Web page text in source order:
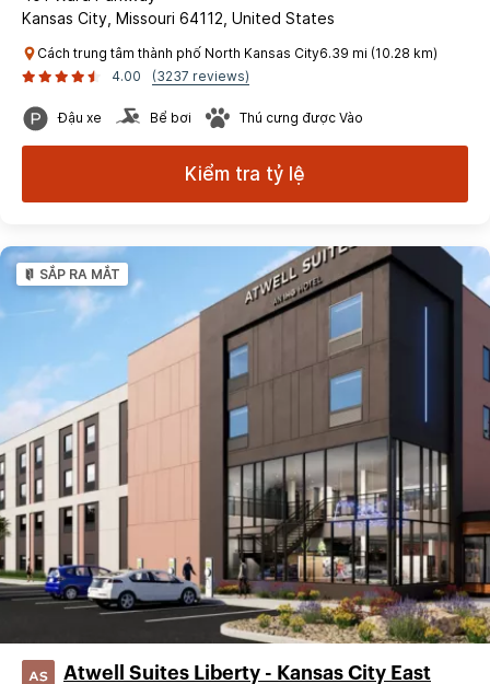
Kansas City, Missouri 64112, United States
Cách trung tâm thành phố North Kansas City6.39 mi (10.28 km)
4.00
(3237 reviews)
Đậu xe Bể bơi Thú cưng được Vào
Kiểm tra tỷ lệ
SẮP RA MẮT
Atwell Suites Liberty - Kansas City East